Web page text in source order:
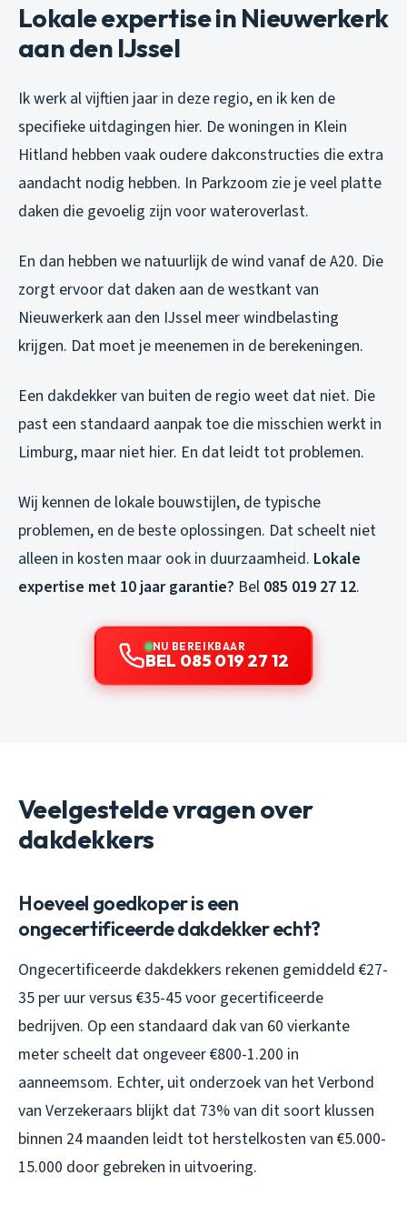
Lokale expertise in Nieuwerkerk
aan den IJssel
Ik werk al vijftien jaar in deze regio, en ik ken de
specifieke uitdagingen hier. De woningen in Klein
Hitland hebben vaak oudere dakconstructies die extra
aandacht nodig hebben. In Parkzoom zie je veel platte
daken die gevoelig zijn voor wateroverlast.
En dan hebben we natuurlijk de wind vanaf de A20. Die
zorgt ervoor dat daken aan de westkant van
Nieuwerkerk aan den IJssel meer windbelasting
krijgen. Dat moet je meenemen in de berekeningen.
Een dakdekker van buiten de regio weet dat niet. Die
past een standaard aanpak toe die misschien werkt in
Limburg, maar niet hier. En dat leidt tot problemen.
Wij kennen de lokale bouwstijlen, de typische
problemen, en de beste oplossingen. Dat scheelt niet
alleen in kosten maar ook in duurzaamheid. Lokale
expertise met 10 jaar garantie? Bel 085 019 27 12.
NU BEREIKBAAR
BEL 085 019 27 12
Veelgestelde vragen over
dakdekkers
Hoeveel goedkoper is een
ongecertificeerde dakdekker echt?
Ongecertificeerde dakdekkers rekenen gemiddeld €27-
35 per uur versus €35-45 voor gecertificeerde
bedrijven. Op een standaard dak van 60 vierkante
meter scheelt dat ongeveer €800-1.200 in
aanneemsom. Echter, uit onderzoek van het Verbond
van Verzekeraars blijkt dat 73% van dit soort klussen
binnen 24 maanden leidt tot herstelkosten van €5.000-
15.000 door gebreken in uitvoering.